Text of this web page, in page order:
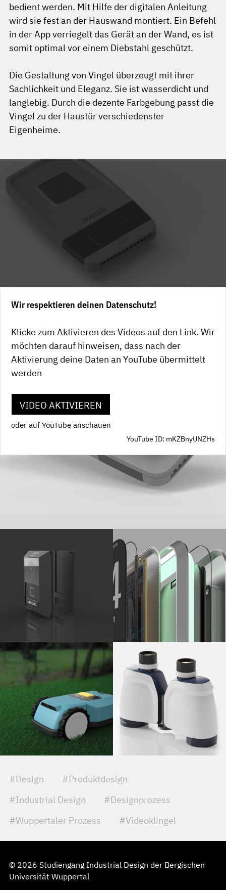
bedient werden. Mit Hilfe der digitalen Anleitung
wird sie fest an der Hauswand montiert. Ein Befehl
in der App verriegelt das Gerät an der Wand, es ist
somit optimal vor einem Diebstahl geschützt.
Die Gestaltung von Vingel überzeugt mit ihrer
Sachlichkeit und Eleganz. Sie ist wasserdicht und
langlebig. Durch die dezente Farbgebung passt die
Vingel zu der Haustür verschiedenster
Eigenheime.
Wir respektieren deinen Datenschutz!
Klicke zum Aktivieren des Videos auf den Link. Wir
möchten darauf hinweisen, dass nach der
Aktivierung deine Daten an YouTube übermittelt
werden
VIDEO AKTIVIEREN
oder auf YouTube anschauen
YouTube ID: mKZBnyUNZHs
#Design
#Produktdesign
#Industrial Design
#Designprozess
#Wuppertaler Prozess
#Videoklingel
© 2026 Studiengang Industrial Design der Bergischen
Universität Wuppertal